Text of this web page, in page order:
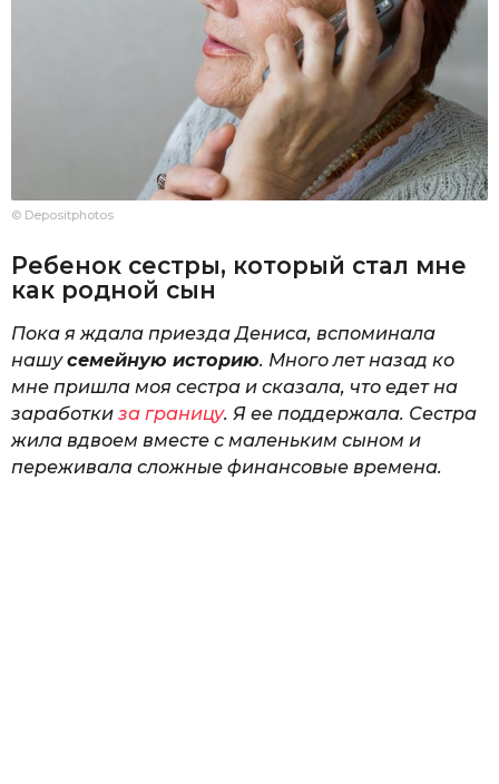
© Depositphotos
Ребенок сестры, который стал мне
как родной сын
Пока я ждала приезда Дениса, вспоминала
нашусемейную историю. Много лет назад ко
мне пришла моя сестра и сказала, что едет на
заработки за границу. Я ее поддержала. Сестра
жила вдвоем вместе с маленьким сыном и
переживала сложные финансовые времена.